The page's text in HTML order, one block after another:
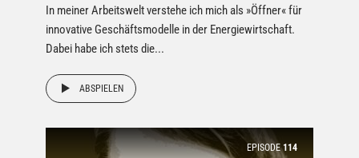
In meiner Arbeitswelt verstehe ich mich als »Öffner« für
innovative Geschäftsmodelle in der Energiewirtschaft.
Dabei habe ich stets die...
ABSPIELEN
EPISODE 114